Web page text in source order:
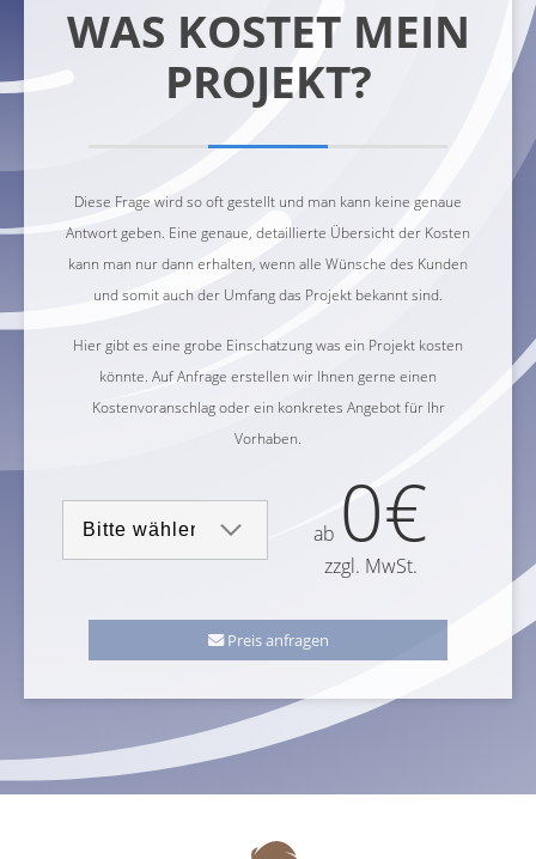
WAS KOSTET MEIN
PROJEKT?
Diese Frage wird so oft gestellt und man kann keine genaue
Antwort geben. Eine genaue, detaillierte Übersicht der Kosten
kann man nur dann erhalten, wenn alle Wünsche des Kunden
und somit auch der Umfang das Projekt bekannt sind.
Hier gibt es eine grobe Einschatzung was ein Projekt kosten
könnte. Auf Anfrage erstellen wir Ihnen gerne einen
Kostenvoranschlag oder ein konkretes Angebot für Ihr
Vorhaben.
ab 0€
zzgl. MwSt.
Preis anfragen